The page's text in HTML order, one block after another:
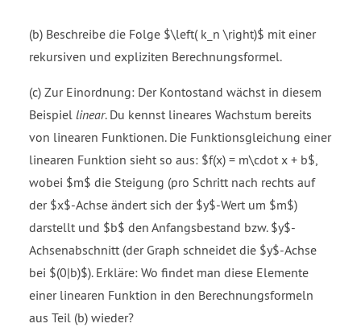
(b) Beschreibe die Folge $\left( k_n \right)$ mit einer
rekursiven und expliziten Berechnungsformel.
(c) Zur Einordnung: Der Kontostand wächst in diesem
Beispiel linear. Du kennst lineares Wachstum bereits
von linearen Funktionen. Die Funktionsgleichung einer
linearen Funktion sieht so aus: $f(x) = m\cdot x + b$,
wobei $m$ die Steigung (pro Schritt nach rechts auf
der $x$-Achse ändert sich der $y$-Wert um $m$)
darstellt und $b$ den Anfangsbestand bzw. $y$-
Achsenabschnitt (der Graph schneidet die $y$-Achse
bei $(0|b)$). Erkläre: Wo findet man diese Elemente
einer linearen Funktion in den Berechnungsformeln
aus Teil (b) wieder?